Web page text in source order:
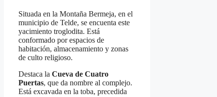
Situada en la Montaña Bermeja, en el
municipio de Telde, se encuenta este
yacimiento troglodita. Está
conformado por espacios de
habitación, almacenamiento y zonas
de culto religioso.
Destaca la Cueva de Cuatro
Puertas, que da nombre al complejo.
Está excavada en la toba, precedida